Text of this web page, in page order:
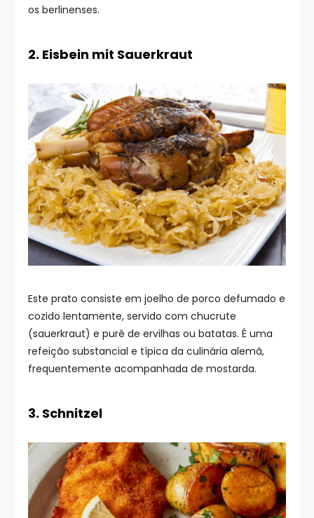
os berlinenses.
2. Eisbein mit Sauerkraut
Este prato consiste em joelho de porco defumado e
cozido lentamente, servido com chucrute
(sauerkraut) e purê de ervilhas ou batatas. É uma
refeição substancial e típica da culinária alemã,
frequentemente acompanhada de mostarda.
3. Schnitzel